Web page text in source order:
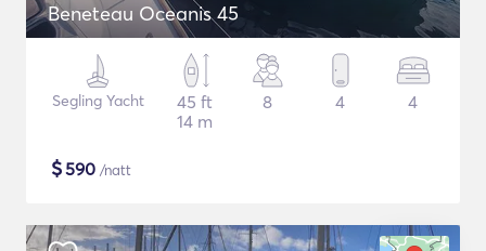
Beneteau Oceanis 45
Segling Yacht
45 ft
14 m
8 4 4
$590 /natt